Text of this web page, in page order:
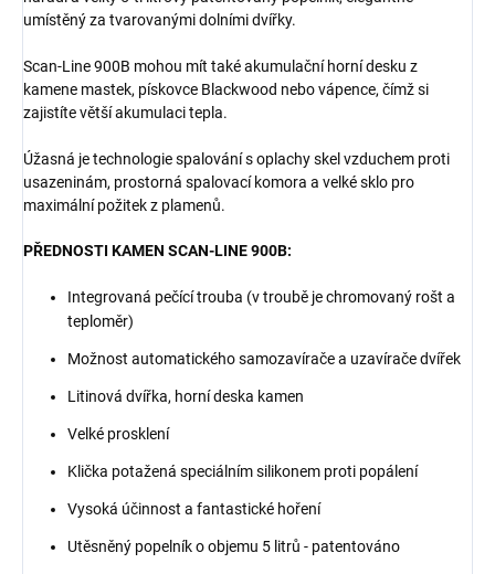
umístěný za tvarovanými dolními dvířky.
Scan-Line 900B mohou mít také akumulační horní desku z
kamene mastek, pískovce Blackwood nebo vápence, čímž si
zajistíte větší akumulaci tepla.
Úžasná je technologie spalování s oplachy skel vzduchem proti
usazeninám, prostorná spalovací komora a velké sklo pro
maximální požitek z plamenů.
PŘEDNOSTI KAMEN SCAN-LINE 900B:
Integrovaná pečící trouba (v troubě je chromovaný rošt a
teploměr)
Možnost automatického samozavírače a uzavírače dvířek
Litinová dvířka, horní deska kamen
Velké prosklení
Klička potažená speciálním silikonem proti popálení
Vysoká účinnost a fantastické hoření
Utěsněný popelník o objemu 5 litrů - patentováno